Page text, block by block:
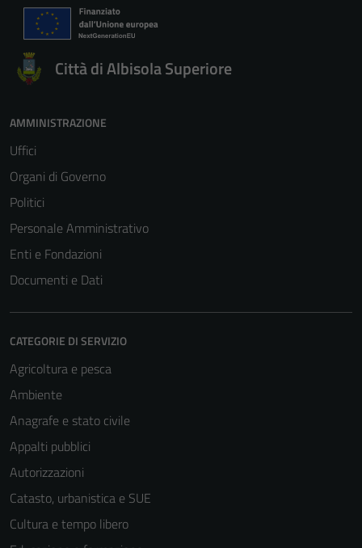
Città di Albisola Superiore
AMMINISTRAZIONE
Uffici
Organi di Governo
Politici
Personale Amministrativo
Enti e Fondazioni
Documenti e Dati
CATEGORIE DI SERVIZIO
Agricoltura e pesca
Ambiente
Anagrafe e stato civile
Appalti pubblici
Autorizzazioni
Catasto, urbanistica e SUE
Cultura e tempo libero